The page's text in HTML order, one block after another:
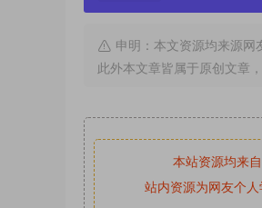
申明：本文资源均来源网
此外本文章皆属于原创文章
本站资源均来
站内资源为网友个